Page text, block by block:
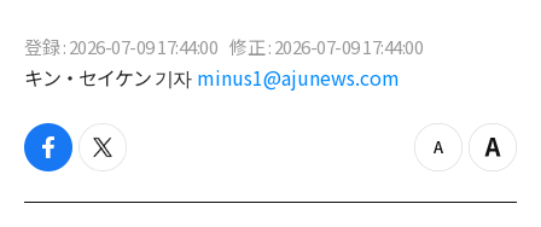
登録 : 2026-07-09 17:44:00 修正 : 2026-07-09 17:44:00
キン・セイケン 기자 minus1@ajunews.com
f
c
t
i
z
o
Z
o